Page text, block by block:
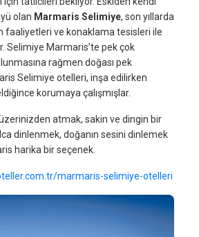
olan Marmaris Selimiye, son yıllarda
faaliyetleri ve konaklama tesisleri ile
Selimiye Marmaris’te pek çok
rağmen doğası pek
Selimiye otelleri, inşa edilirken
korumaya çalışmışlar.
üzerinizden atmak, sakin ve dingin bir
dinlenmek, doğanın sesini dinlemek
harika bir seçenek.
marmaris-selimiye-otelleri